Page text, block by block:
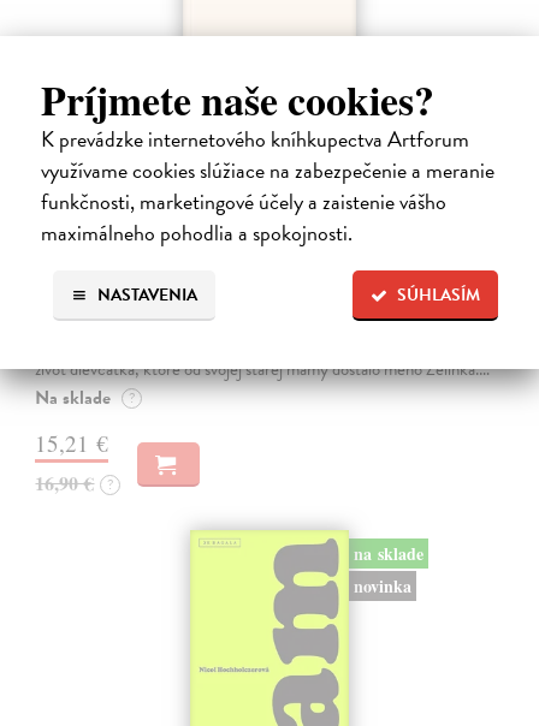
Príjmete naše cookies?
K prevádzke internetového kníhkupectva Artforum
využívame cookies slúžiace na zabezpečenie a meranie
funkčnosti, marketingové účely a zaistenie vášho
maximálneho pohodlia a spokojnosti.
SÚHLASÍM
NASTAVENIA
Wernerová Jana| Kniha
Tam, kde sa radosť zo slobodného pohybu a dobrodružstva prelína s
život dievčatka, ktoré od svojej starej mamy dostalo meno Zelinka.…
Na sklade ?
15,21 €
16,90 € ?
na sklade
novinka